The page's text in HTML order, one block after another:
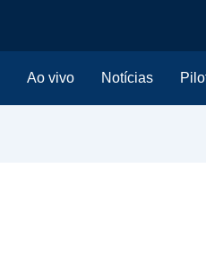
Ao vivo Notícias